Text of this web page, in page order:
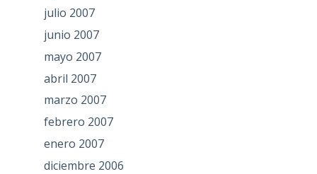
julio 2007
junio 2007
mayo 2007
abril 2007
marzo 2007
febrero 2007
enero 2007
diciembre 2006